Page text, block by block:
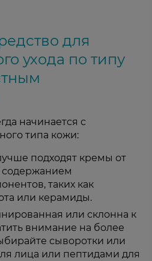
для
ухода по типу
начинается с
типа кожи:
подходят кремы от
таких как
или керамиды.
или склонна к
внимание на более
сыворотки или
лица или пептидами для